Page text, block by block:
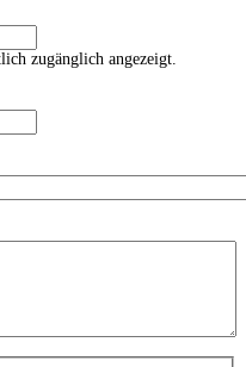
zugänglich angezeigt.